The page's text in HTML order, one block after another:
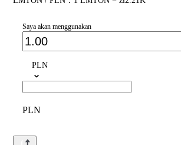
Saya akan menggunakan
PLN
PLN